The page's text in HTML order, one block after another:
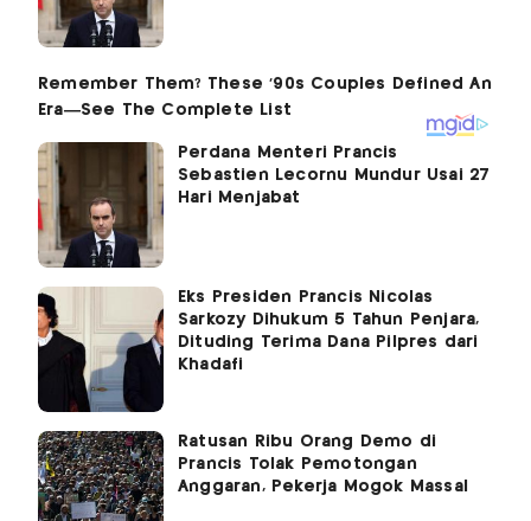
Perdana Menteri Prancis
Sebastien Lecornu Mundur Usai 27
Hari Menjabat
Eks Presiden Prancis Nicolas
Sarkozy Dihukum 5 Tahun Penjara,
Dituding Terima Dana Pilpres dari
Khadafi
Ratusan Ribu Orang Demo di
Prancis Tolak Pemotongan
Anggaran, Pekerja Mogok Massal